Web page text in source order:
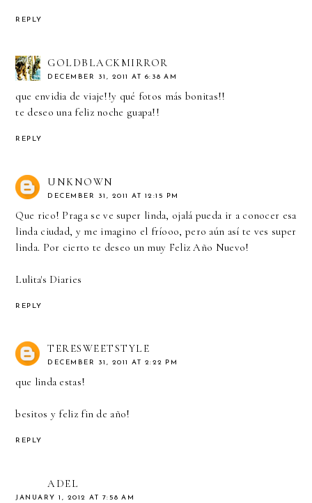
REPLY
GOLDBLACKMIRROR
DECEMBER 31, 2011 AT 6:38 AM
que envidia de viaje!!y qué fotos más bonitas!!
te deseo una feliz noche guapa!!
REPLY
UNKNOWN
DECEMBER 31, 2011 AT 12:15 PM
Que rico! Praga se ve super linda, ojalá pueda ir a conocer esa
linda ciudad, y me imagino el fríooo, pero aún así te ves super
linda. Por cierto te deseo un muy Feliz Año Nuevo!
Lulita's Diaries
REPLY
TERESWEETSTYLE
DECEMBER 31, 2011 AT 2:22 PM
que linda estas!
besitos y feliz fin de año!
REPLY
ADEL
JANUARY 1, 2012 AT 7:58 AM